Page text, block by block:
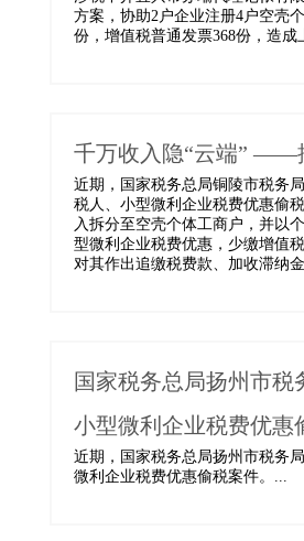
方案，协助2户企业注册4户空壳
份，增值税普通发票368份，造
千万收入隐“云端” ——
近期，国家税务总局铜陵市税务
税人、小型微利企业税费优惠偷
入拆分至空壳个体工商户，并以
型微利企业税费优惠，少缴增值
对其作出追缴税费款、加收滞纳
国家税务总局扬州市
小型微利企业税费优惠
近期，国家税务总局扬州市税务
微利企业税费优惠偷税案件。...